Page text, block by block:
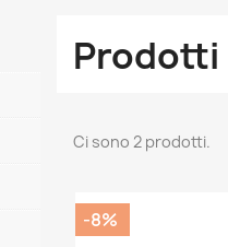
Prodotti
Ci sono 2 prodotti.
-8%